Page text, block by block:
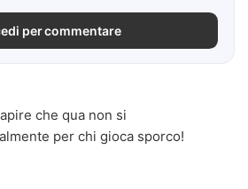
per commentare
che qua non si
per chi gioca sporco!